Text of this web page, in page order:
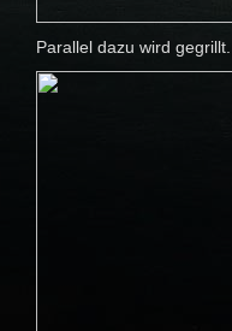
Parallel dazu wird gegrillt.